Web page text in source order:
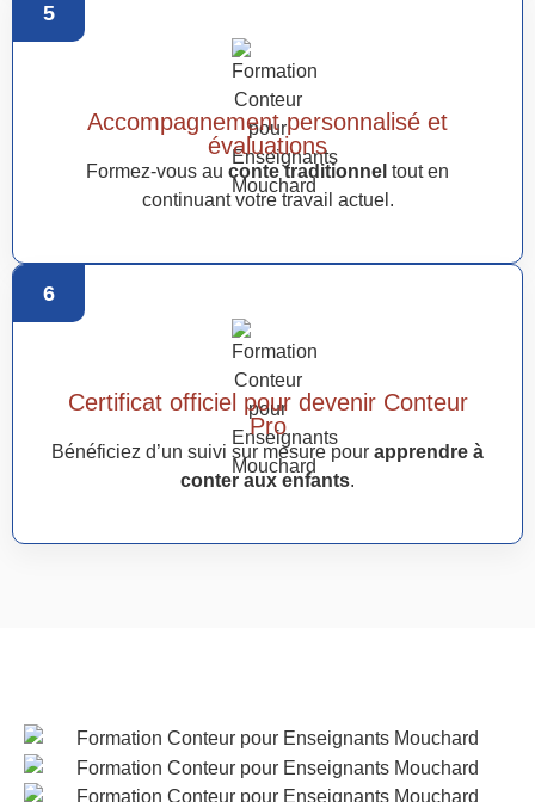
5
Accompagnement personnalisé et
évaluations
Formez-vous au conte traditionnel tout en
continuant votre travail actuel.
6
Certificat officiel pour devenir Conteur
Pro
Bénéficiez d’un suivi sur mesure pour apprendre à
conter aux enfants.